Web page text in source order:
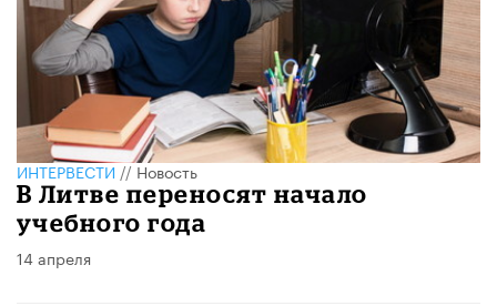
ИНТЕРВЕСТИ//Новость
В Литве переносят начало
учебного года
14 апреля